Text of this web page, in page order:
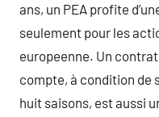
ans, un PEA profite
seulement pour les
europeenne. Un
compte, à condition de
huit saisons, est aussi